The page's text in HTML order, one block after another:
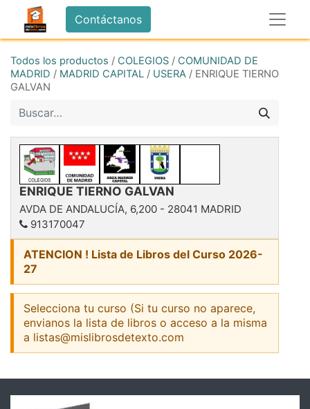
Contáctanos
Todos los productos / COLEGIOS / COMUNIDAD DE
MADRID / MADRID CAPITAL / USERA / ENRIQUE TIERNO
GALVAN
ENRIQUE TIERNO GALVAN
AVDA DE ANDALUCÍA, 6,200 - 28041 MADRID
913170047
ATENCION ! Lista de Libros del Curso 2026-
27
Selecciona tu curso (Si tu curso no aparece,
envianos la lista de libros o acceso a la misma
a listas@mislibrosdetexto.com